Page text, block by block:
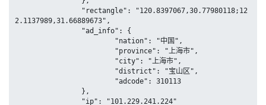
2.1137989,31.66889673",